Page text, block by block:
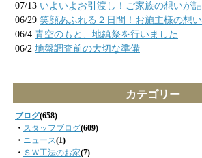
07/13 いよいよお引渡し！ご家族の想いが詰ま
06/29 笑顔あふれる２日間！お施主様の想いが詰まった
06/4 青空のもと、地鎮祭を行いました
06/2 地盤調査前の大切な準備
カテゴリー
ブログ(658)
・ スタッフブログ(609)
・ ニュース(1)
・ ＳＷ工法のお家(7)